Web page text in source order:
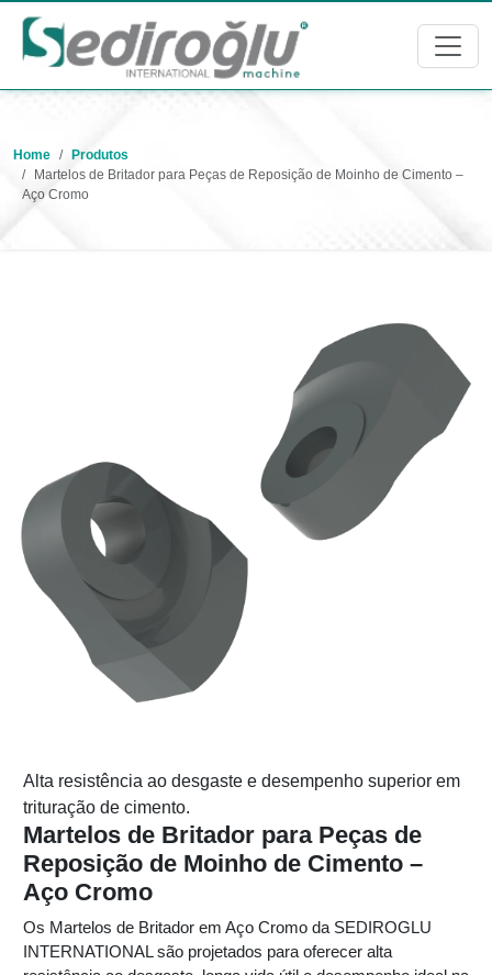
Home
Produtos
Martelos de Britador para Peças de Reposição de Moinho de Cimento –
Aço Cromo
Alta resistência ao desgaste e desempenho superior em
trituração de cimento.
Martelos de Britador para Peças de
Reposição de Moinho de Cimento –
Aço Cromo
Os Martelos de Britador em Aço Cromo da SEDIROGLU
INTERNATIONAL são projetados para oferecer alta